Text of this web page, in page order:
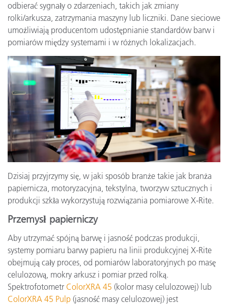
odbierać sygnały o zdarzeniach, takich jak zmiany
rolki/arkusza, zatrzymania maszyny lub liczniki. Dane sieciowe
umożliwiają producentom udostępnianie standardów barw i
pomiarów między systemami i w różnych lokalizacjach.
Dzisiaj przyjrzymy się, w jaki sposób branże takie jak branża
papiernicza, motoryzacyjna, tekstylna, tworzyw sztucznych i
produkcji szkła wykorzystują rozwiązania pomiarowe X-Rite.
Przemysł papierniczy
Aby utrzymać spójną barwę i jasność podczas produkcji,
systemy pomiaru barwy papieru na linii produkcyjnej X-Rite
obejmują cały proces, od pomiarów laboratoryjnych po masę
celulozową, mokry arkusz i pomiar przed rolką.
Spektrofotometr ColorXRA 45 (kolor masy celulozowej) lub
ColorXRA 45 Pulp (jasność masy celulozowej) jest